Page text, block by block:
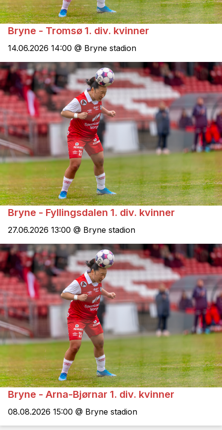
Bryne - Tromsø 1. div. kvinner
14.06.2026 14:00 @ Bryne stadion
Bryne - Fyllingsdalen 1. div. kvinner
27.06.2026 13:00 @ Bryne stadion
Bryne - Arna-Bjørnar 1. div. kvinner
08.08.2026 15:00 @ Bryne stadion